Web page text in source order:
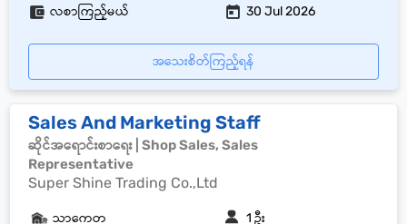
လစာကြည့်မယ် 30 Jul 2026
အသေးစိတ်ကြည့်ရန်
Sales And Marketing Staff
ဆိုင်အရောင်းစာရေး | Shop Sales, Sales
Representative
Super Shine Trading Co.,Ltd
သာကေတ 1 ဦး